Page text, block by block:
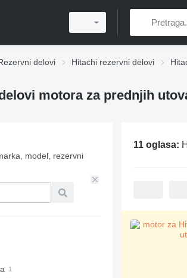
delovi Hitachi rezervni delovi
motora za prednjih
model, rezervni
11 oglasa: